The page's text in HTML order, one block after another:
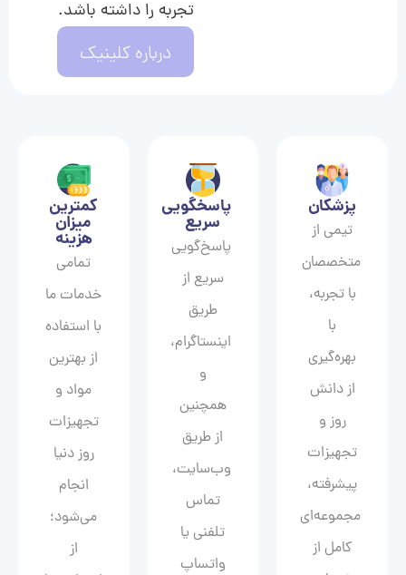
تجربه را داشته باشد.
درباره کلینیک
پزشکان
تیمی از
متخصصان
با تجربه،
با
بهره‌گیری
از دانش
روز و
تجهیزات
پیشرفته،
مجموعه‌ای
کامل از
پاسخگویی
سریع
پاسخ‌گویی
سریع از
طریق
اینستاگرام،
و
همچنین
از طریق
وب‌سایت،
تماس
تلفنی یا
واتساپ
کمترین
میزان
هزینه
تمامی
خدمات ما
با استفاده
از بهترین
مواد و
تجهیزات
روز دنیا
انجام
می‌شود؛
از